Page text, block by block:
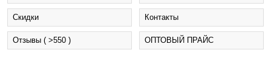
Cкидки Контакты
Отзывы ( >550 ) ОПТОВЫЙ ПРАЙС